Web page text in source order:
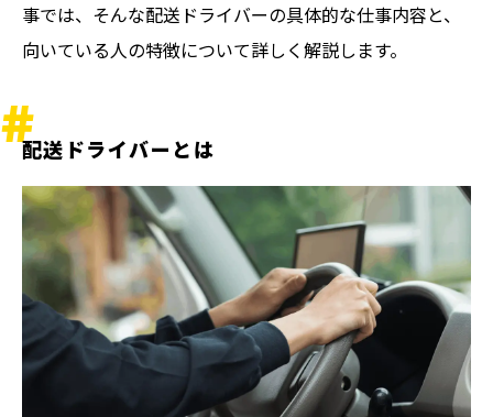
事では、そんな配送ドライバーの具体的な仕事内容と、
向いている人の特徴について詳しく解説します。
配送ドライバーとは